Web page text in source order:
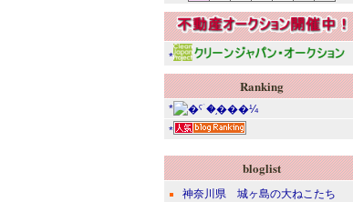
*
Ranking
*
*
bloglist
神奈川県 城ヶ島の大ねこたち